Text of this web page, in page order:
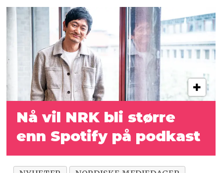
Nå vil NRK bli større
enn Spotify på podkast